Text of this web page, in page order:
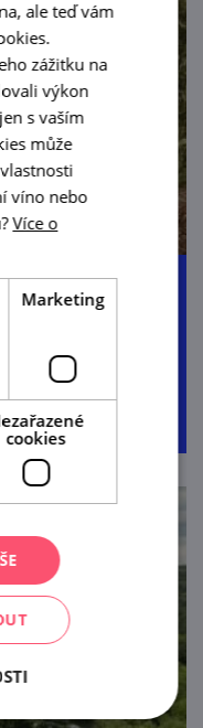
Vídeň
6:30 h
liniová
ale teď vám
zážitku na
výkon
s vaším
může
víno nebo
Více o
Marketing
cookies